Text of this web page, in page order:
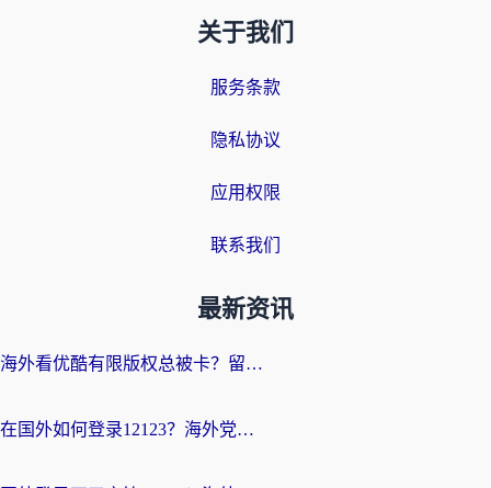
关于我们
服务条款
隐私协议
应用权限
联系我们
最新资讯
海外看优酷有限版权总被卡？留学生亲测有效的回国加速器选择指南
在国外如何登录12123？海外党必备的回国加速实用指南